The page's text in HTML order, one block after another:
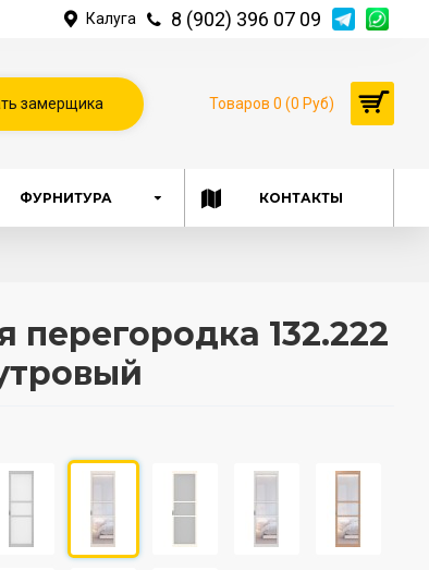
Калуга 8 (902) 396 07 09
замерщика Товаров 0 (0 Руб)
ФУРНИТУРА КОНТАКТЫ
132.222